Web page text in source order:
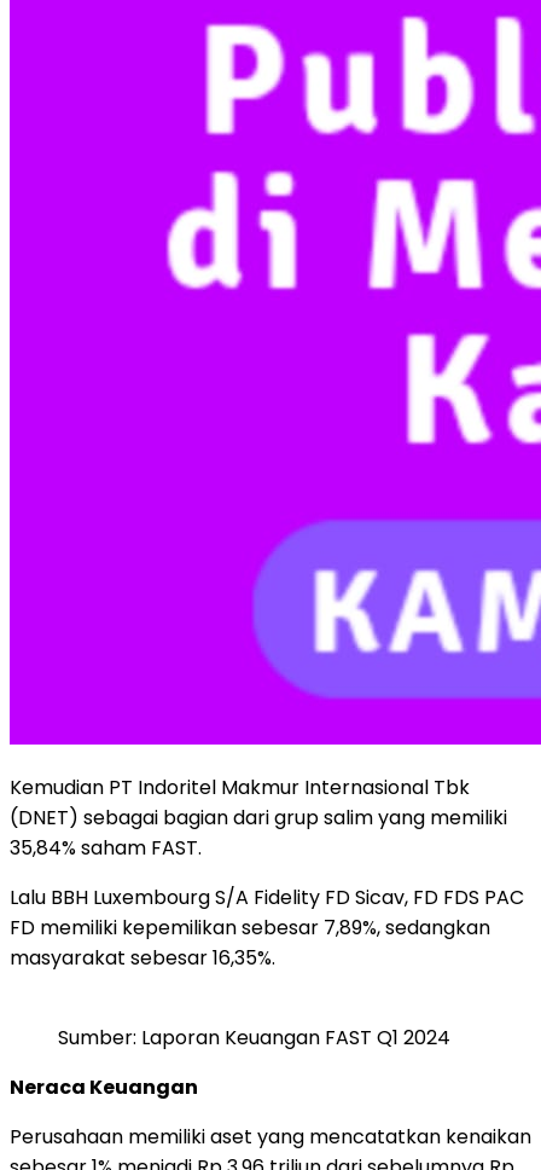
Kemudian PT Indoritel Makmur Internasional Tbk
(DNET) sebagai bagian dari grup salim yang memiliki
35,84% saham FAST.
Lalu BBH Luxembourg S/A Fidelity FD Sicav, FD FDS PAC
FD memiliki kepemilikan sebesar 7,89%, sedangkan
masyarakat sebesar 16,35%.
Sumber: Laporan Keuangan FAST Q1 2024
Neraca Keuangan
Perusahaan memiliki aset yang mencatatkan kenaikan